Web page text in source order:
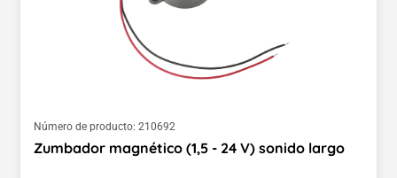
Número de producto: 210692
Zumbador magnético (1,5 - 24 V) sonido largo